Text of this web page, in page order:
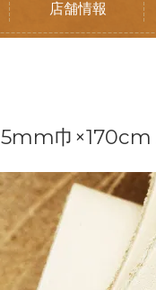
店舗情報
巾